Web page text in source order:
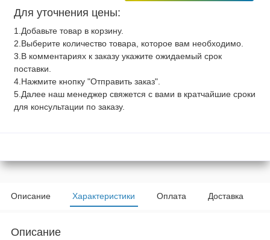
Для уточнения цены:
1.Добавьте товар в корзину.
2.Выберите количество товара, которое вам необходимо.
3.В комментариях к заказу укажите ожидаемый срок
поставки.
4.Нажмите кнопку "Отправить заказ".
5.Далее наш менеджер свяжется с вами в кратчайшие сроки
для консультации по заказу.
Описание Характеристики Оплата Доставка
Описание